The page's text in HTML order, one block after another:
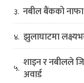
३. नबील बैंकको नाफा
४. झुलाघाटमा
५. शाइन र नबीलले
अवार्ड